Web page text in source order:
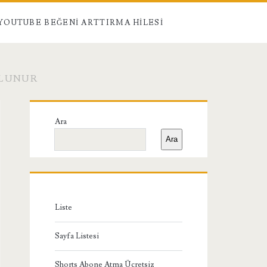
BEĞENI ARTTIRMA HILESI
Birincil
Yan
Menü
Ara
Ara
Liste
Sayfa Listesi
Shorts Abone Atma Ücretsiz